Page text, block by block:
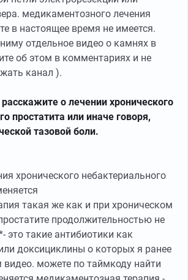
медикаментозного лечения
в настоящее время не имеется.
отдельное видео о камнях в
об этом в комментариях и не
канал ).
о лечении хронического
простатита или иначе говоря,
тазовой боли.
хронического небактериального
такая же как и при хроническом
продолжительностью не
это такие антибиотики как
доксициклины о которых я ранее
видео. можете по таймкоду найти